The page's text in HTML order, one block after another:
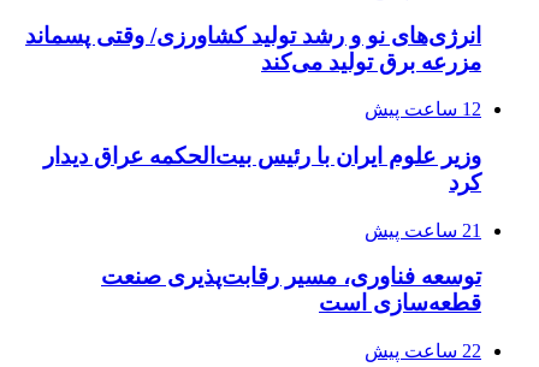
انرژی‌های نو و رشد تولید کشاورزی/ وقتی پسماند
مزرعه‌ برق تولید می‌کند
12 ساعت پیش
وزیر علوم ایران با رئیس بیت‌الحکمه عراق دیدار
کرد
21 ساعت پیش
توسعه فناوری، مسیر رقابت‌پذیری صنعت
قطعه‌سازی است
22 ساعت پیش